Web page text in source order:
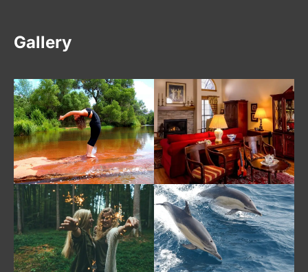
Gallery